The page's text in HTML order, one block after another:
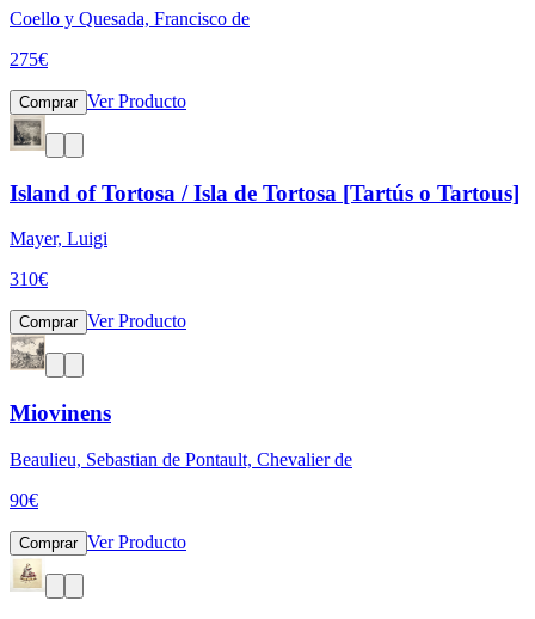
Coello y Quesada, Francisco de
275€
Comprar Ver Producto
Island of Tortosa / Isla de Tortosa [Tartús o Tartous]
Mayer, Luigi
310€
Comprar Ver Producto
Miovinens
Beaulieu, Sebastian de Pontault, Chevalier de
90€
Comprar Ver Producto